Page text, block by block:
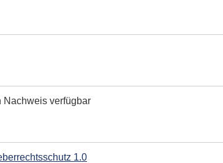
Nachweis verfügbar
1.0